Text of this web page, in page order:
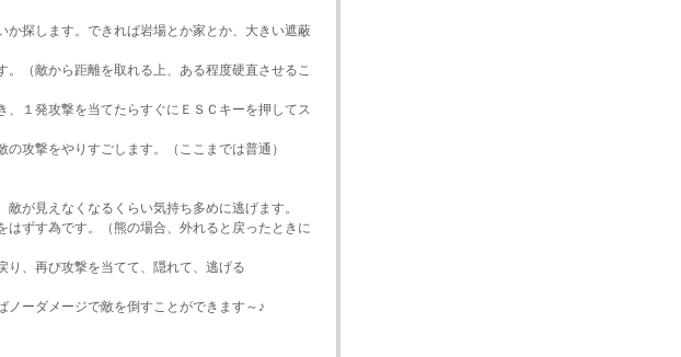
か探します。できれば岩場とか家とか、大きい遮蔽
。（敵から距離を取れる上、ある程度硬直させるこ
、１発攻撃を当てたらすぐにＥＳＣキーを押してス
攻撃をやりすごします。（ここまでは普通）
が見えなくなるくらい気持ち多めに逃げます。
はずす為です。（熊の場合、外れると戻ったときに
り、再び攻撃を当てて、隠れて、逃げる
ノーダメージで敵を倒すことができます～♪